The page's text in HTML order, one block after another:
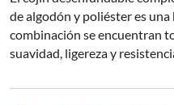
de algodón y poliéster es
combinación se encuentran
suavidad, ligereza y